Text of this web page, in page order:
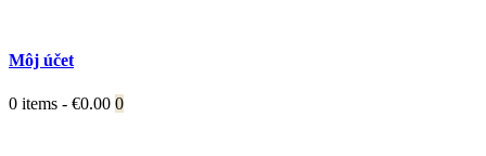
Môj účet
0 items - €0.00 0